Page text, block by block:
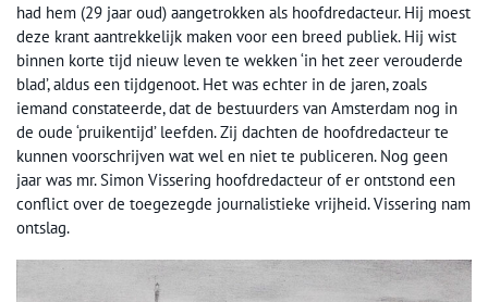
had hem (29 jaar oud) aangetrokken als hoofdredacteur. Hij moest
deze krant aantrekkelijk maken voor een breed publiek. Hij wist
binnen korte tijd nieuw leven te wekken ‘in het zeer verouderde
blad’, aldus een tijdgenoot. Het was echter in de jaren, zoals
iemand constateerde, dat de bestuurders van Amsterdam nog in
de oude ‘pruikentijd’ leefden. Zij dachten de hoofdredacteur te
kunnen voorschrijven wat wel en niet te publiceren. Nog geen
jaar was mr. Simon Vissering hoofdredacteur of er ontstond een
conflict over de toegezegde journalistieke vrijheid. Vissering nam
ontslag.